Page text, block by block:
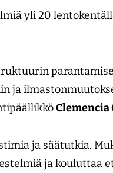
yli 20
ja
Clemencia
ja säätutkia.
ja kouluttaa